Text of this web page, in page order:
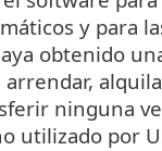
y para
obtenido
ninguna
utilizado por